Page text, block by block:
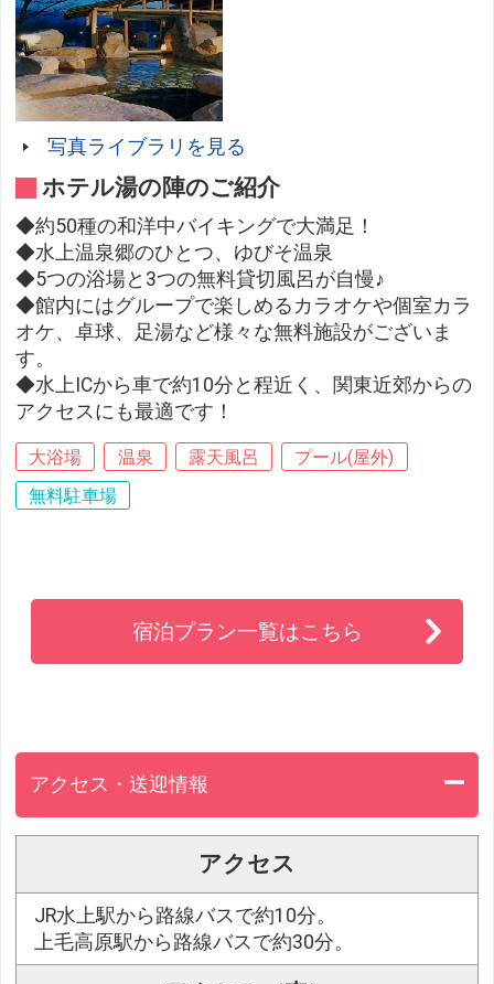
写真ライブラリを見る
ホテル湯の陣のご紹介
◆約50種の和洋中バイキングで大満足！
◆水上温泉郷のひとつ、ゆびそ温泉
◆5つの浴場と3つの無料貸切風呂が自慢♪
◆館内にはグループで楽しめるカラオケや個室カラ
オケ、卓球、足湯など様々な無料施設がございま
す。
◆水上ICから車で約10分と程近く、関東近郊からの
アクセスにも最適です！
大浴場 温泉 露天風呂
プール(屋外)
無料駐車場
宿泊プラン一覧はこちら
アクセス・送迎情報
アクセス
JR水上駅から路線バスで約10分。
上毛高原駅から路線バスで約30分。